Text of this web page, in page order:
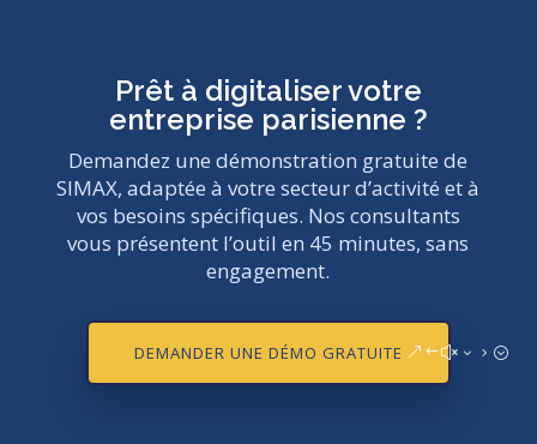
Prêt à digitaliser votre
entreprise parisienne ?
Demandez une démonstration gratuite de
SIMAX, adaptée à votre secteur d’activité et à
vos besoins spécifiques. Nos consultants
vous présentent l’outil en 45 minutes, sans
engagement.
DEMANDER UNE DÉMO GRATUITE